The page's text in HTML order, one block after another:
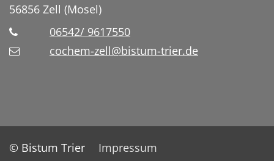
56856 Zell (Mosel)
06542/ 9617550
cochem-zell@bistum-trier.de
© Bistum Trier
Impressum